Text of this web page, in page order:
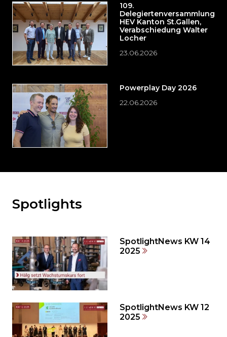
109.
Delegiertenversammlung
HEV Kanton St.Gallen,
Verabschiedung Walter
Locher
23.06.2026
Powerplay Day 2026
22.06.2026
Möchten
den
weiteren
Inhalt
auslassen
und
zum
Seitenende
springen?
Spotlights
SpotlightNews KW 14
2025
SpotlightNews KW 12
2025